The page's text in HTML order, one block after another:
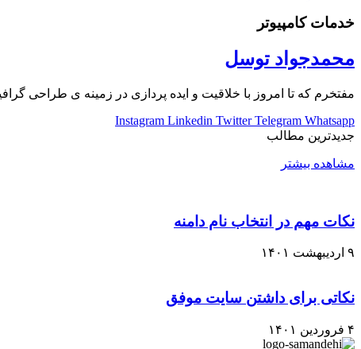
خدمات کامپیوتر
محمدجواد توسل
مفتخرم که تا امروز با خلاقیت و ایده پردازی در زمینه ی طراحی
Instagram Linkedin Twitter Telegram Whatsapp
جدیدترین مطالب
مشاهده بیشتر
نکات مهم در انتخاب نام دامنه
۹ اردیبهشت ۱۴۰۱
نکاتی برای داشتن سایت موفق
۴ فروردین ۱۴۰۱